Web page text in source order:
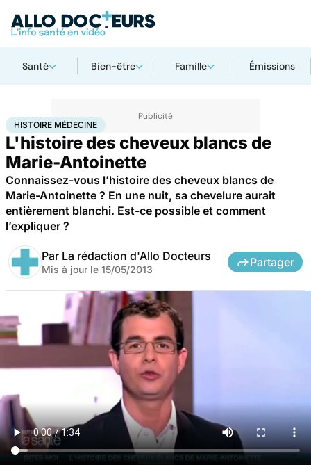
Santé Bien-être Famille Émissions
AccueilSantéSociétéHistoire Histoire médecine
HISTOIRE MÉDECINE
L'histoire des cheveux blancs de
Marie-Antoinette
Connaissez-vous l’histoire des cheveux blancs de
Marie-Antoinette ? En une nuit, sa chevelure aurait
entièrement blanchi. Est-ce possible et comment
l’expliquer ?
Par La rédaction d'Allo Docteurs
Mis à jour le 15/05/2013
Partager